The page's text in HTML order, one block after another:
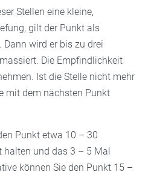
Stellen eine kleine,
gilt der Punkt als
Dann wird er bis zu drei
Die Empfindlichkeit
Ist die Stelle nicht mehr
mit dem nächsten Punkt
Punkt etwa 10 – 30
halten und das 3 – 5 Mal
können Sie den Punkt 15 –